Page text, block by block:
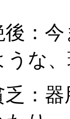
後：
うな
乏：